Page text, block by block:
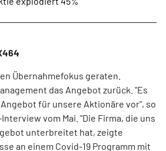
Übernahmefokus geraten.
das Angebot zurück. "Es
für unsere Aktionäre vor", so
vom Mai. "Die Firma, die uns
unterbreitet hat, zeigte
an einem Covid-19 Programm mit